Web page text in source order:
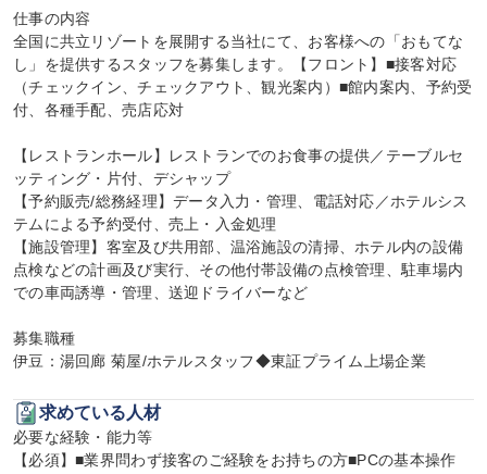
仕事の内容
全国に共立リゾートを展開する当社にて、お客様への「おもてな
し」を提供するスタッフを募集します。【フロント】■接客対応
（チェックイン、チェックアウト、観光案内）■館内案内、予約受
付、各種手配、売店応対
【レストランホール】レストランでのお食事の提供／テーブルセ
ッティング・片付、デシャップ
【予約販売/総務経理】データ入力・管理、電話対応／ホテルシス
テムによる予約受付、売上・入金処理
【施設管理】客室及び共用部、温浴施設の清掃、ホテル内の設備
点検などの計画及び実行、その他付帯設備の点検管理、駐車場内
での車両誘導・管理、送迎ドライバーなど
募集職種
伊豆：湯回廊 菊屋/ホテルスタッフ◆東証プライム上場企業
求めている人材
必要な経験・能力等
【必須】■業界問わず接客のご経験をお持ちの方■PCの基本操作